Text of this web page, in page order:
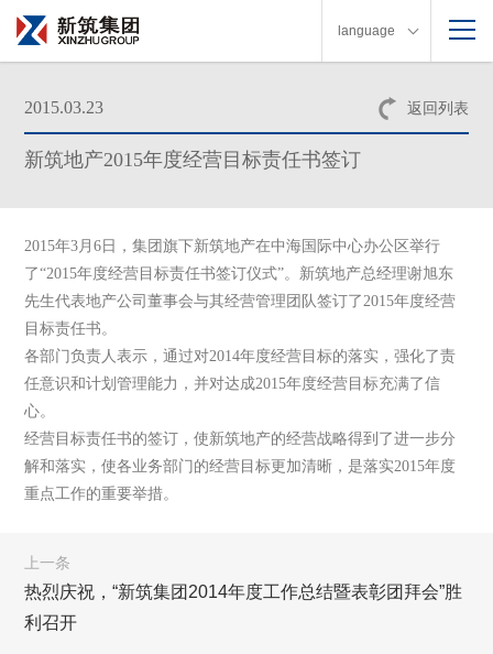
language
返回列表
2015.03.23
新筑地产2015年度经营目标责任书签订
2015年3月6 日 ，集团旗下新筑地产在中海国际中心办公区举行
了“2015年度经营目标责任书签订仪式”。新筑地产总经理谢旭东
先生代表地产公司董事会与其经营管理团队签订了2015年度经营
目标责任书。
各部门负责人表示，通过对2014年度经营目标的落实，强化了责
任意识和计划管理能力，并对达成2015年度经营目标充满了信
心。
经营目标责任书的签订，使新筑地产的经营战略得到了进一步分
解和落实，使各业务部门的经营目标更加清晰，是落实2015年度
重点工作的重要举措。
上一条
热烈庆祝，“新筑集团2014年度工作总结暨表彰团拜会”胜
利召开